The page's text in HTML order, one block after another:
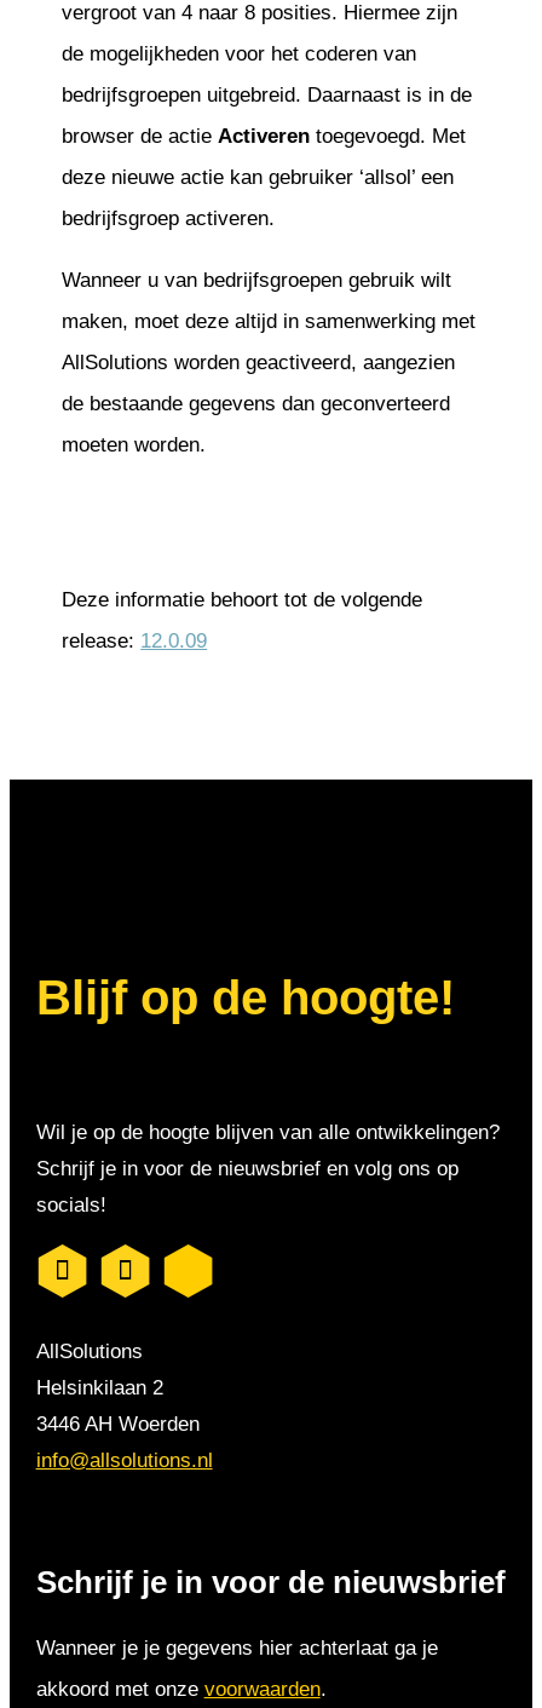
vergroot van 4 naar 8 posities. Hiermee zijn
de mogelijkheden voor het coderen van
bedrijfsgroepen uitgebreid. Daarnaast is in de
browser de actie Activeren toegevoegd. Met
deze nieuwe actie kan gebruiker ‘allsol’ een
bedrijfsgroep activeren.
Wanneer u van bedrijfsgroepen gebruik wilt
maken, moet deze altijd in samenwerking met
AllSolutions worden geactiveerd, aangezien
de bestaande gegevens dan geconverteerd
moeten worden.
Deze informatie behoort tot de volgende
release: 12.0.09
Blijf op de hoogte!
Wil je op de hoogte blijven van alle ontwikkelingen?
Schrijf je in voor de nieuwsbrief en volg ons op
socials!
AllSolutions
Helsinkilaan 2
3446 AH Woerden
info@allsolutions.nl
Schrijf je in voor de nieuwsbrief
Wanneer je je gegevens hier achterlaat ga je
akkoord met onze voorwaarden.